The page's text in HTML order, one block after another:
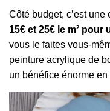
Côté budget, c’est
15€ et 25€ le m²
vous le faites vous-
peinture acrylique de
un bénéfice énorme en